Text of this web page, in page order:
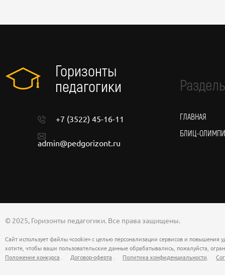
Горизонты
педагогики
+7 (3522) 45-16-11
admin@pedgorizont.ru
ГЛАВНАЯ
БЛИЦ-
© 2025, Горизонты педагогики. Все права защищены.
Сайт использует файлы «cookie» с целью персонализации сервисов и повышения
хотите, чтобы ваши пользовательские данные обрабатывались, пожалуйста,
Положение конкурса
Договор-оферта Политика конфиденциальности